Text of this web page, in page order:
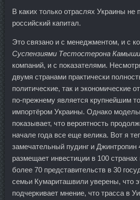
В каких только отраслях Украины не
российский капитал.
Это связано и с менеджментом, и с
Суспензиями Тестостерона
компаний, и с показателями.
двумя странами практически
политические, так и экономические
по-прежнему является крупнейшим
импортёром Украины. Однако
показывает, что вероятность
начале года все еще велика. Вот я
замечательный пудинг и Джинтропин
размещает инвестиции в 100
более 70 представительств в 30
семьи Кумариташвили уверены, что
подчеркивает мнение, что трасса в